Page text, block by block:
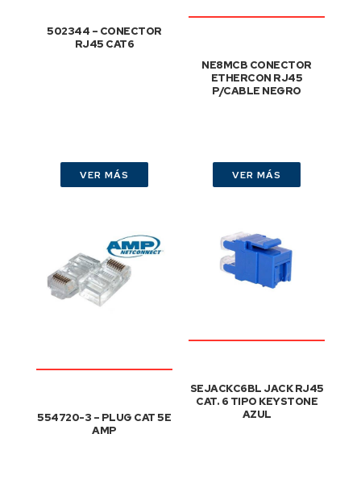
502344 – CONECTOR
RJ45 CAT6
VER MÁS
NE8MCB CONECTOR
ETHERCON RJ45
P/CABLE NEGRO
VER MÁS
554720-3 – PLUG CAT 5E
AMP
SEJACKC6BL JACK RJ45
CAT. 6 TIPO KEYSTONE
AZUL